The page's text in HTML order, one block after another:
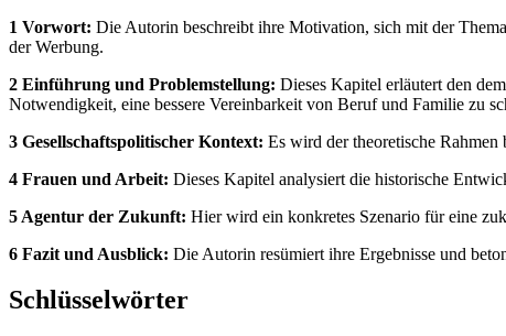
1 Vorwort: Die Autorin beschreibt ihre Motivation, sich mit der
der Werbung.
2 Einführung und Problemstellung: Dieses Kapitel erläutert den
Notwendigkeit, eine bessere Vereinbarkeit von Beruf und Familie zu
3 Gesellschaftspolitischer Kontext: Es wird der theoretische
4 Frauen und Arbeit: Dieses Kapitel analysiert die historische
5 Agentur der Zukunft: Hier wird ein konkretes Szenario für eine
6 Fazit und Ausblick: Die Autorin resümiert ihre Ergebnisse und
Schlüsselwörter